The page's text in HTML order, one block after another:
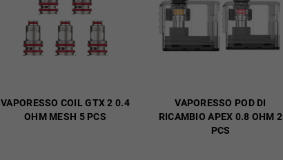
VAPORESSO COIL GTX 2 0.4
OHM MESH 5 PCS
VAPORESSO POD DI
RICAMBIO APEX 0.8 OHM 2
PCS